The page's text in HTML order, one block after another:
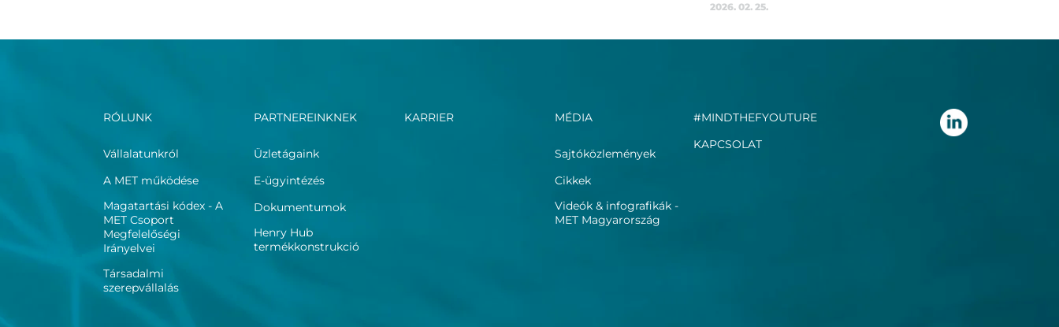
2026. 02. 25.
RÓLUNK
Vállalatunkról
A MET működése
Magatartási kódex - A
MET Csoport
Megfelelőségi
Irányelvei
Társadalmi
szerepvállalás
PARTNEREINKNEK
Üzletágaink
E-ügyintézés
Dokumentumok
Henry Hub
termékkonstrukció
KARRIER MÉDIA
Sajtóközlemények
Cikkek
Videók & infografikák -
MET Magyarország
#MINDTHEFYOUTURE
KAPCSOLAT